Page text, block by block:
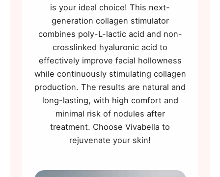
is your ideal choice! This next-
generation collagen stimulator
combines poly-L-lactic acid and non-
crosslinked hyaluronic acid to
effectively improve facial hollowness
while continuously stimulating collagen
production. The results are natural and
long-lasting, with high comfort and
minimal risk of nodules after
treatment. Choose Vivabella to
rejuvenate your skin!